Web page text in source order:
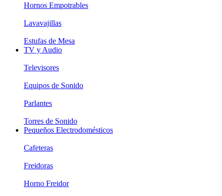
Hornos Empotrables
Lavavajillas
Estufas de Mesa
TV y Audio
Televisores
Equipos de Sonido
Parlantes
Torres de Sonido
Pequeños Electrodomésticos
Cafeteras
Freidoras
Horno Freidor